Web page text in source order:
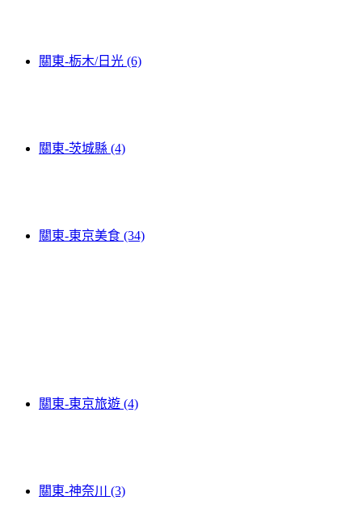
關東-栃木/日光 (6)
關東-茨城縣 (4)
關東-東京美食 (34)
關東-東京旅遊 (4)
關東-神奈川 (3)